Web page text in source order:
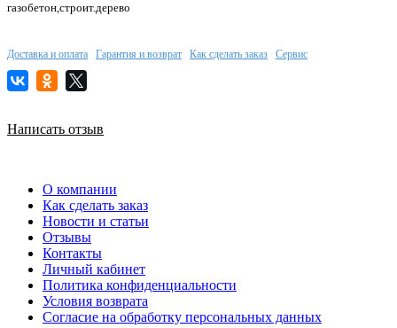
газобетон,строит.дерево
Доставка и оплата Гарантия и возврат Как сделать заказ Сервис
Написать отзыв
О компании
Как сделать заказ
Новости и статьи
Отзывы
Контакты
Личный кабинет
Политика конфиденциальности
Условия возврата
Согласие на обработку персональных данных